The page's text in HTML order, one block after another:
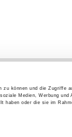
zu können und die Zugriffe
Medien, Werbung und
haben oder die sie im